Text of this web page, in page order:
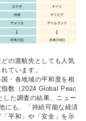
の渡航先としても人気
ています。
・各地域の平和度を相
数（2024 Global Peac
た調査の結果、ニュー
にも、「持続可能な経済
平和」や「安全」を示